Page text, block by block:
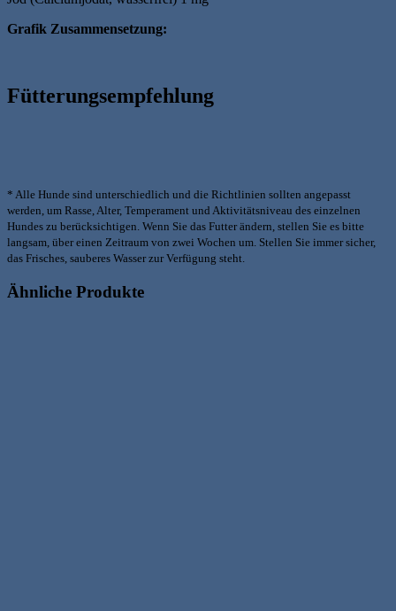
Grafik Zusammensetzung:
Fütterungsempfehlung
* Alle Hunde sind unterschiedlich und die Richtlinien sollten angepasst
werden, um Rasse, Alter, Temperament und Aktivitätsniveau des einzelnen
Hundes zu berücksichtigen. Wenn Sie das Futter ändern, stellen Sie es bitte
langsam, über einen Zeitraum von zwei Wochen um. Stellen Sie immer sicher,
das Frisches, sauberes Wasser zur Verfügung steht.
Ähnliche Produkte